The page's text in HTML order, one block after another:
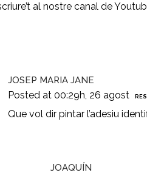
al nostre canal de
JOSEP MARIA JANE
Posted at 00:29h, 26 agost
Que vol dir pintar l’adesiu
JOAQUÍN